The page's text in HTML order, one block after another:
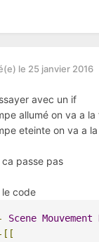
le 25 janvier 2016
avec un if
allumé on va a
eteinte on va a
ca passe pas
code
Scene Mouvement
[[